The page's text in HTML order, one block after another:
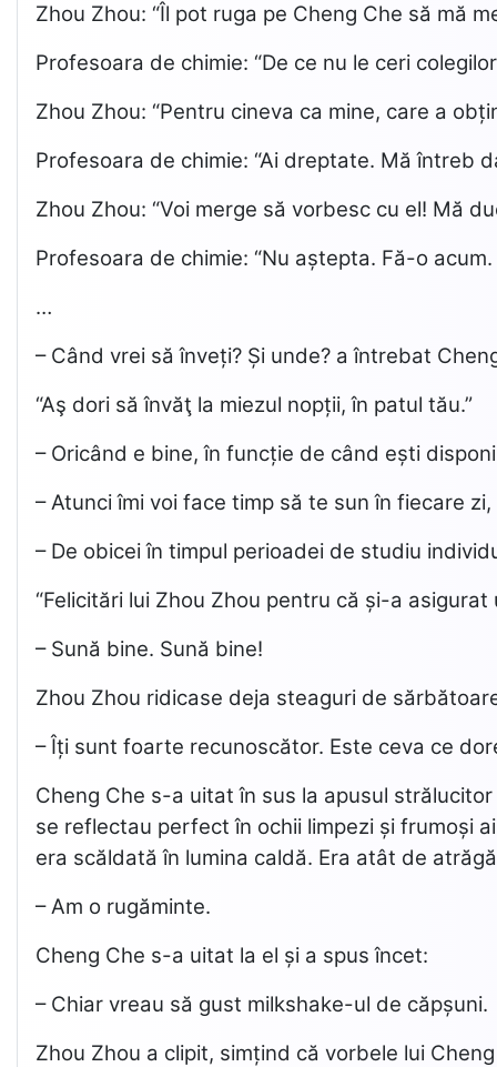
Zhou Zhou: “Îl pot ruga pe Cheng Che să mă
Profesoara de chimie: “De ce nu le ceri
Zhou Zhou: “Pentru cineva ca mine, care a
Profesoara de chimie: “Ai dreptate. Mă întreb
Zhou Zhou: “Voi merge să vorbesc cu el! Mă
Profesoara de chimie: “Nu aștepta. Fă-o
…
– Când vrei să înveți? Și unde? a întrebat
“Aş dori să învăţ la miezul nopții, în patul tău.”
– Oricând e bine, în funcție de când ești
– Atunci îmi voi face timp să te sun în fiecare
– De obicei în timpul perioadei de studiu
“Felicitări lui Zhou Zhou pentru că și-a
– Sună bine. Sună bine!
Zhou Zhou ridicase deja steaguri de
– Îți sunt foarte recunoscător. Este ceva ce
Cheng Che s-a uitat în sus la apusul
se reflectau perfect în ochii limpezi și frumoși
era scăldată în lumina caldă. Era atât de
– Am o rugăminte.
Cheng Che s-a uitat la el și a spus încet:
– Chiar vreau să gust milkshake-ul de căpșuni.
Zhou Zhou a clipit, simțind că vorbele lui